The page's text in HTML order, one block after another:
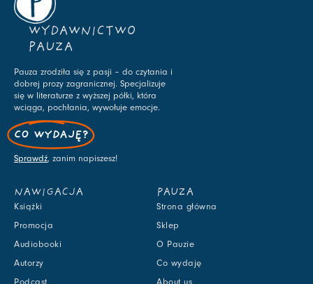
WYDAWNICTWO
PAUZA
Pauza zrodziła się z pasji – do czytania i
dobrej prozy zagranicznej. Specjalizuje
się w literaturze z wyższej półki, która
wciąga, pochłania, wywołuje emocje.
CO WYDAJĘ?
Sprawdź, zanim napiszesz!
NAWIGACJA
Książki
Promocja
Audiobooki
Autorzy
Podcast
PAUZA
Strona główna
Sklep
O Pauzie
Co wydaję
About us